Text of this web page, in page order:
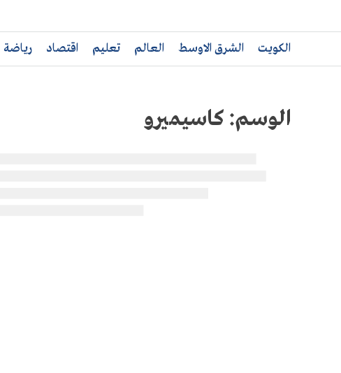
الكويت الشرق الاوسط العالم تعليم اقتصاد رياضة
الوسم: كاسيميرو